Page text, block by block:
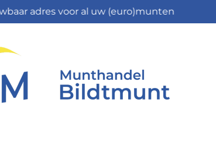
adres voor al uw (euro)munten